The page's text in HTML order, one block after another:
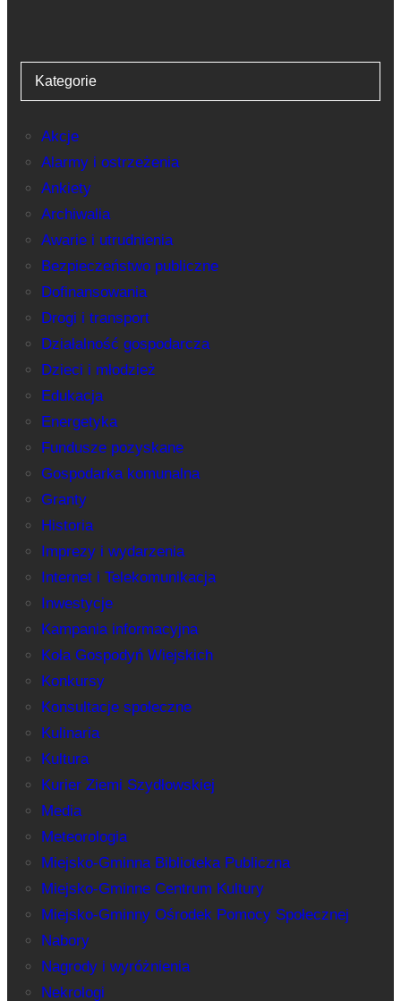
Kategorie
Akcje
Alarmy i ostrzeżenia
Ankiety
Archiwalia
Awarie i utrudnienia
Bezpieczeństwo publiczne
Dofinansowania
Drogi i transport
Działalność gospodarcza
Dzieci i młodzież
Edukacja
Energetyka
Fundusze pozyskane
Gospodarka komunalna
Granty
Historia
Imprezy i wydarzenia
Internet i Telekomunikacja
Inwestycje
Kampania informacyjna
Koła Gospodyń Wiejskich
Konkursy
Konsultacje społeczne
Kulinaria
Kultura
Kurier Ziemi Szydłowskiej
Media
Meteorologia
Miejsko-Gminna Biblioteka Publiczna
Miejsko-Gminne Centrum Kultury
Miejsko-Gminny Ośrodek Pomocy Społecznej
Nabory
Nagrody i wyróżnienia
Nekrologi